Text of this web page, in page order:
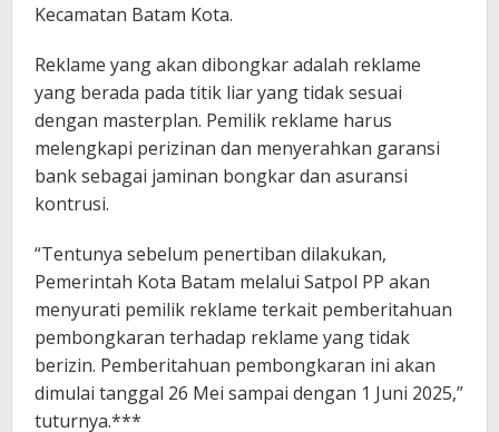
Kecamatan Batam Kota.
Reklame yang akan dibongkar adalah reklame
yang berada pada titik liar yang tidak sesuai
dengan masterplan. Pemilik reklame harus
melengkapi perizinan dan menyerahkan garansi
bank sebagai jaminan bongkar dan asuransi
kontrusi.
“Tentunya sebelum penertiban dilakukan,
Pemerintah Kota Batam melalui Satpol PP akan
menyurati pemilik reklame terkait pemberitahuan
pembongkaran terhadap reklame yang tidak
berizin. Pemberitahuan pembongkaran ini akan
dimulai tanggal 26 Mei sampai dengan 1 Juni 2025,”
tuturnya.***